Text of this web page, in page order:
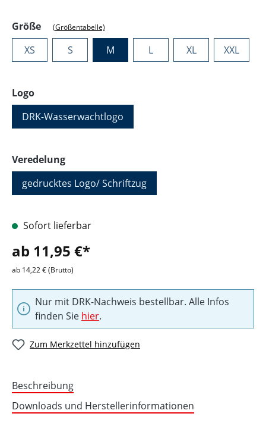
Größeauswählen
(Größentabelle)
XS S M L XL XXL
Logoauswählen
DRK-Wasserwachtlogo
Veredelungauswählen
gedrucktes Logo/ Schriftzug
Sofort lieferbar
ab 11,95 €*
ab 14,22 € (Brutto)
Nur mit DRK-Nachweis bestellbar. Alle Infos
finden Sie hier.
Zum Merkzettel hinzufügen
Beschreibung
Downloads und Herstellerinformationen